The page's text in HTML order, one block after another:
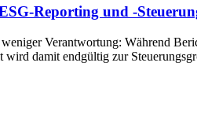
Reporting und -
Verantwortung: Während
wird damit endgültig zur